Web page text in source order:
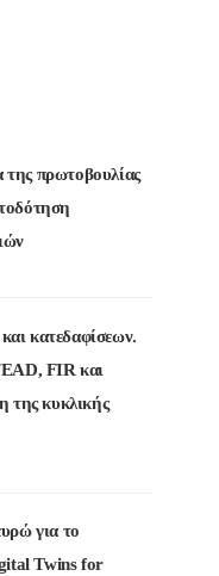
πρωτοβουλίας
κατεδαφίσεων.
FIR και
της κυκλικής
για το
Twins for